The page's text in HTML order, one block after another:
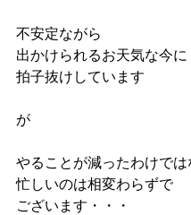
不安定ながら
出かけられるお天気な今に
拍子抜けしています
が
やることが減ったわけでは
忙しいのは相変わらずで
ございます・・・